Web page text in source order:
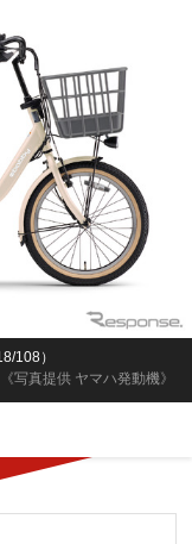
《写真提供 ヤマハ発動機》
108）